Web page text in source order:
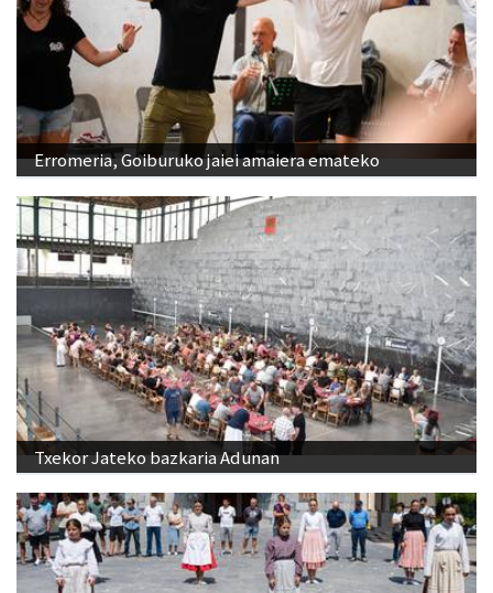
Erromeria, Goiburuko jaiei amaiera emateko
Txekor Jateko bazkaria Adunan